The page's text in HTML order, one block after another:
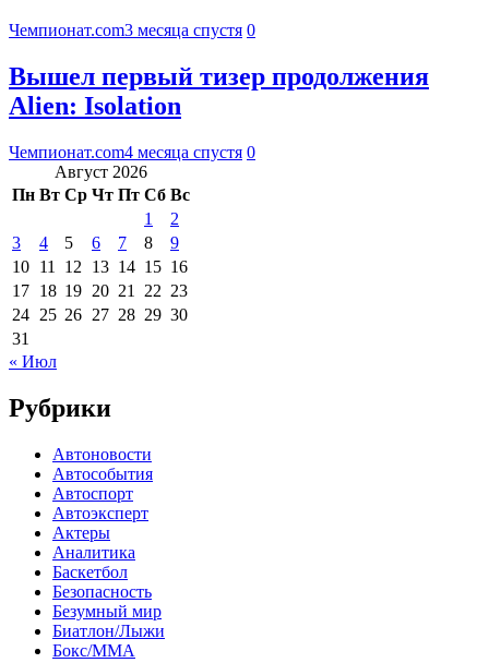
Чемпионат.com3 месяца спустя 0
Вышел первый тизер продолжения
Alien: Isolation
Чемпионат.com4 месяца спустя 0
Август 2026
Пн Вт Ср Чт Пт Сб Вс
1
2
3
4 5 6 7 8
9
10 11 12 13 14 15 16
17 18 19 20 21 22 23
24 25 26 27 28 29 30
31
« Июл
Рубрики
Автоновости
Автособытия
Автоспорт
Автоэксперт
Актеры
Аналитика
Баскетбол
Безопасность
Безумный мир
Биатлон/Лыжи
Бокс/MMA